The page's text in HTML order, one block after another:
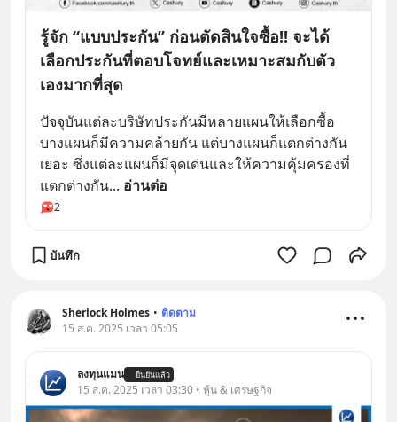
รู้จัก “แบบประกัน” ก่อนตัดสินใจซื้อ!! จะได้
เลือกประกันที่ตอบโจทย์และเหมาะสมกับตัว
เองมากที่สุด
ปัจจุบันแต่ละบริษัทประกันมีหลายแผนให้เลือกซื้อ
บางแผนก็มีความคล้ายกัน แต่บางแผนก็แตกต่างกัน
เยอะ ซึ่งแต่ละแผนก็มีจุดเด่นและให้ความคุ้มครองที่
แตกต่างกัน... อ่านต่อ
2
บันทึก
Sherlock Holmes • ติดตาม
15 ส.ค. 2025 เวลา 05:05
ลงทุนแมน ยืนยันแล้ว
15 ส.ค. 2025 เวลา 03:30 • หุ้น & เศรษฐกิจ